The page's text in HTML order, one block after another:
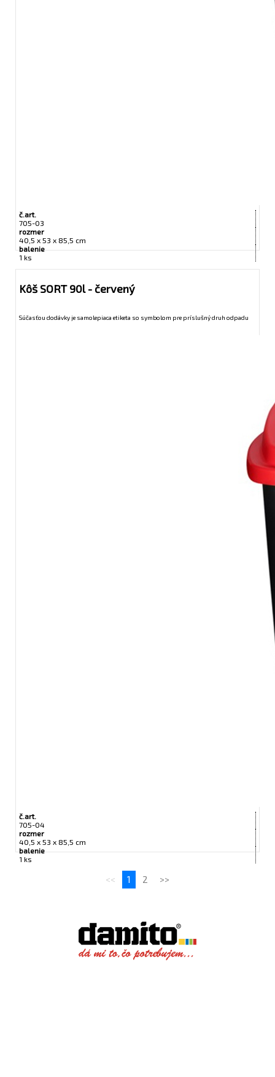
č.art.
705-03
rozmer
40,5 x 53 x 85,5 cm
balenie
1 ks
Kôš SORT 90l - červený
Súčasťou dodávky je samolepiaca etiketa so symbolom pre príslušný druh odpadu
č.art.
705-04
rozmer
40,5 x 53 x 85,5 cm
balenie
1 ks
<< 1 2 >>